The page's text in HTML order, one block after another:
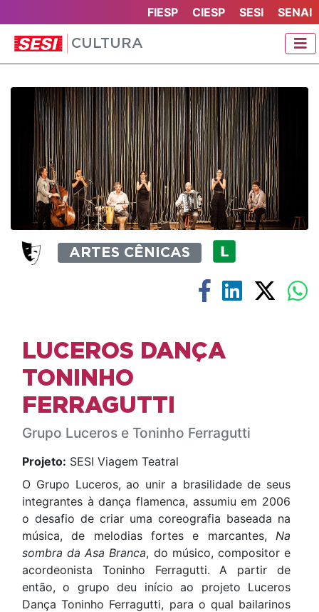
FIESP CIESP SESI SENAI
CULTURA
ARTES CÊNICAS
LUCEROS DANÇA
TONINHO
FERRAGUTTI
Grupo Luceros e Toninho Ferragutti
Projeto: SESI Viagem Teatral
O Grupo Luceros, ao unir a brasilidade de seus
integrantes à dança flamenca, assumiu em 2006
o desafio de criar uma coreografia baseada na
música, de melodias fortes e marcantes, Na
sombra da Asa Branca, do músico, compositor e
acordeonista Toninho Ferragutti. A partir de
então, o grupo deu início ao projeto Luceros
Dança Toninho Ferragutti, para o qual bailarinos